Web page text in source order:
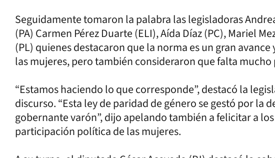
Seguidamente tomaron la palabra las legisladoras
(PA) Carmen Pérez Duarte (ELI), Aída Díaz (PC), Mariel
(PL) quienes destacaron que la norma es un gran
las mujeres, pero también consideraron que falta mucho
“Estamos haciendo lo que corresponde”, destacó la
discurso. “Esta ley de paridad de género se gestó por la
gobernante varón”, dijo apelando también a felicitar a
participación política de las mujeres.